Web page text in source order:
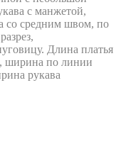
с манжетой,
со средним швом, по
Длина платья
ширина по линии
рукава